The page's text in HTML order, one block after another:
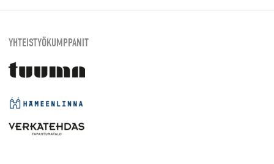
YHTEISTYÖKUMPPANIT